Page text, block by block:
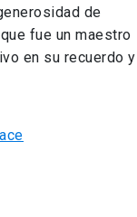
de
fue un maestro
en su recuerdo y